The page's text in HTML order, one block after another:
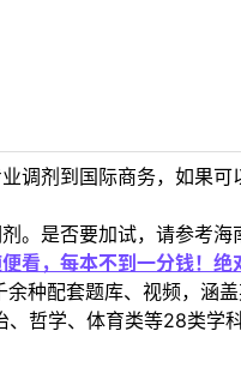
调剂到国际商务，如果可
。是否要加试，请参考
看，每本不到一分钱！绝
种配套题库、视频，涵
哲学、体育类等28类学科